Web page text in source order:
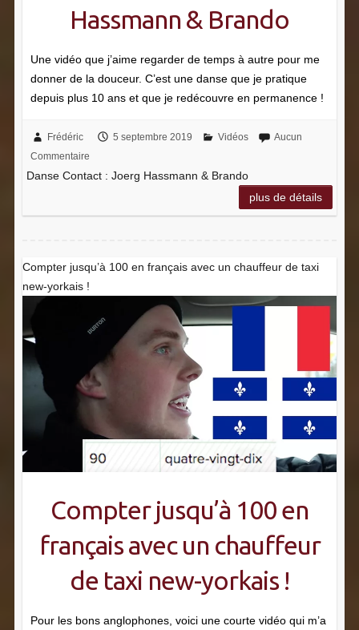
Hassmann & Brando
Une vidéo que j’aime regarder de temps à autre pour me
donner de la douceur. C’est une danse que je pratique
depuis plus 10 ans et que je redécouvre en permanence !
Frédéric 5 septembre 2019 Vidéos
Aucun
Commentaire
Danse Contact : Joerg Hassmann & Brando
plus de détails
Compter jusqu’à 100 en français avec un chauffeur de taxi
new-yorkais !
Compter jusqu’à 100 en
français avec un chauffeur
de taxi new-yorkais !
Pour les bons anglophones, voici une courte vidéo qui m’a